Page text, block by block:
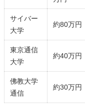
サイバー
大学
約80万円
東京通信
大学
約40万円
佛教大学
通信
約30万円